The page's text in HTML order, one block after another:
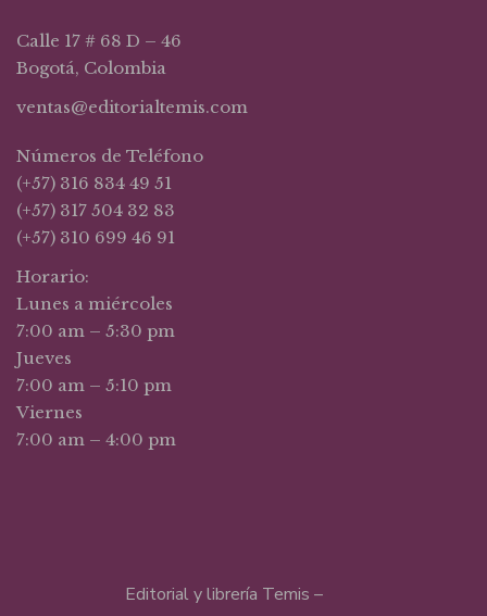
Calle 17 # 68 D – 46
Bogotá, Colombia
ventas@editorialtemis.com
Números de Teléfono
(+57) 316 834 49 51
(+57) 317 504 32 83
(+57) 310 699 46 91
Horario:
Lunes a miércoles
7:00 am – 5:30 pm
Jueves
7:00 am – 5:10 pm
Viernes
7:00 am – 4:00 pm
Editorial y librería Temis –